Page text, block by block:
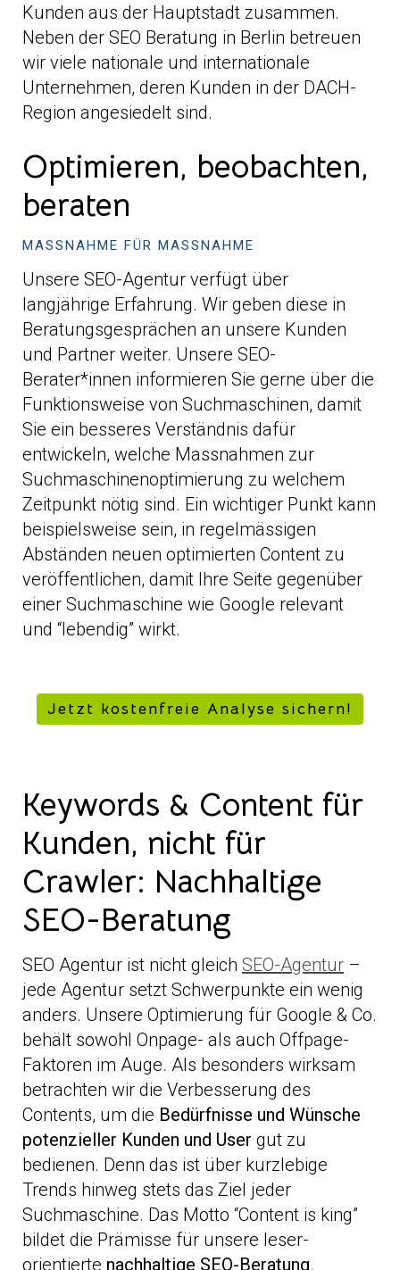
Kunden aus der Hauptstadt zusammen.
Neben der SEO Beratung in Berlin betreuen
wir viele nationale und internationale
Unternehmen, deren Kunden in der DACH-
Region angesiedelt sind.
Optimieren, beobachten,
beraten
MASSNAHME FÜR MASSNAHME
Unsere SEO-Agentur verfügt über
langjährige Erfahrung. Wir geben diese in
Beratungsgesprächen an unsere Kunden
und Partner weiter. Unsere SEO-
Berater*innen informieren Sie gerne über die
Funktionsweise von Suchmaschinen, damit
Sie ein besseres Verständnis dafür
entwickeln, welche Massnahmen zur
Suchmaschinenoptimierung zu welchem
Zeitpunkt nötig sind. Ein wichtiger Punkt kann
beispielsweise sein, in regelmässigen
Abständen neuen optimierten Content zu
veröffentlichen, damit Ihre Seite gegenüber
einer Suchmaschine wie Google relevant
und “lebendig” wirkt.
Jetzt kostenfreie Analyse sichern!
Keywords & Content für
Kunden, nicht für
Crawler: Nachhaltige
SEO-Beratung
SEO Agentur ist nicht gleich SEO-Agentur –
jede Agentur setzt Schwerpunkte ein wenig
anders. Unsere Optimierung für Google & Co.
behält sowohl Onpage- als auch Offpage-
Faktoren im Auge. Als besonders wirksam
betrachten wir die Verbesserung des
Contents, um die Bedürfnisse und Wünsche
potenzieller Kunden und User gut zu
bedienen. Denn das ist über kurzlebige
Trends hinweg stets das Ziel jeder
Suchmaschine. Das Motto “Content is king”
bildet die Prämisse für unsere leser-
orientierte nachhaltige SEO-Beratung.